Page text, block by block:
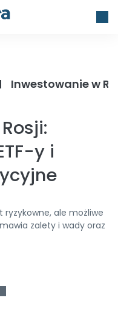
Inwestowanie w
y i
ryzykowne, ale możliwe
zalety i wady oraz